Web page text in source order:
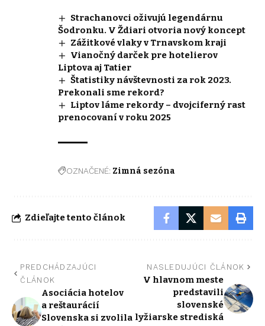
Strachanovci oživujú legendárnu
Šodronku. V Ždiari otvoria nový koncept
Zážitkové vlaky v Trnavskom kraji
Vianočný darček pre hotelierov
Liptova aj Tatier
Štatistiky návštevnosti za rok 2023.
Prekonali sme rekord?
Liptov láme rekordy – dvojciferný rast
prenocovaní v roku 2025
OZNAČENÉ: Zimná sezóna
Zdieľajte tento článok
PREDCHÁDZAJÚCI
ČLÁNOK
Asociácia hotelov
a reštaurácií
Slovenska si zvolila
NASLEDUJÚCI ČLÁNOK
V hlavnom meste
predstavili
slovenské
lyžiarske strediská